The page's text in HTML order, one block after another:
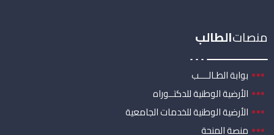
منصاتالطالب
بوابة الطـالــــب
الأرضية الوطنية للدكتــوراه
الأرضية الوطنية للخدمات الجامعية
منصة المنحة